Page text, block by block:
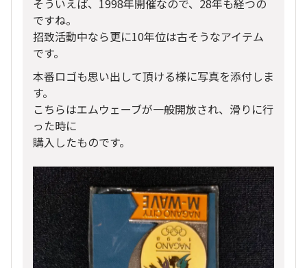
そういえば、1998年開催なので、28年も経つの
ですね。
招致活動中なら更に10年位は古そうなアイテム
です。
本番ロゴも思い出して頂ける様に写真を添付しま
す。
こちらはエムウェーブが一般開放され、滑りに行
った時に
購入したものです。